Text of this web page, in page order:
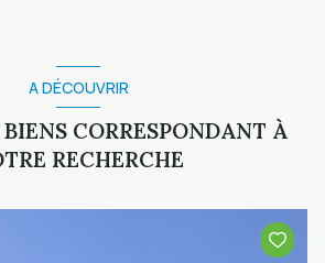
A DÉCOUVRIR
CORRESPONDANT À
RECHERCHE